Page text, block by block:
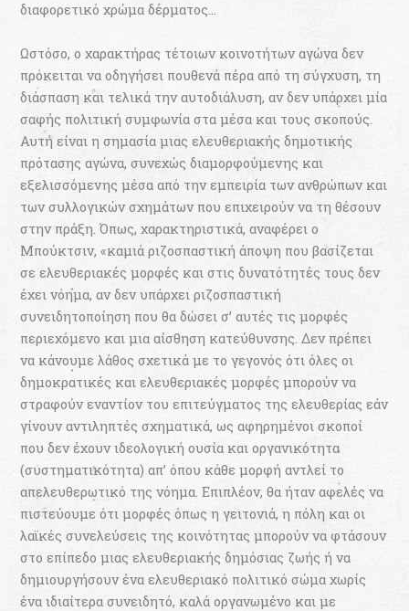
διαφορετικό χρώµα δέρµατος…
Ωστόσο, ο χαρακτήρας τέτοιων κοινοτήτων αγώνα δεν
πρόκειται να οδηγήσει πουθενά πέρα από τη σύγχυση, τη
διάσπαση και τελικά την αυτοδιάλυση, αν δεν υπάρχει µία
σαφής πολιτική συµφωνία στα µέσα και τους σκοπούς.
Αυτή είναι η σηµασία µιας ελευθεριακής δηµοτικής
πρότασης αγώνα, συνεχώς διαµορφούµενης και
εξελισσόµενης µέσα από την εµπειρία των ανθρώπων και
των συλλογικών σχηµάτων που επιχειρούν να τη θέσουν
στην πράξη. Όπως, χαρακτηριστικά, αναφέρει ο
Μπούκτσιν, «καµιά ριζοσπαστική άποψη που βασίζεται
σε ελευθεριακές µορφές και στις δυνατότητές τους δεν
έχει νόηµα, αν δεν υπάρχει ριζοσπαστική
συνειδητοποίηση που θα δώσει σ’ αυτές τις µορφές
περιεχόµενο και µια αίσθηση κατεύθυνσης. Δεν πρέπει
να κάνουµε λάθος σχετικά µε το γεγονός ότι όλες οι
δηµοκρατικές και ελευθεριακές µορφές µπορούν να
στραφούν εναντίον του επιτεύγµατος της ελευθερίας εάν
γίνουν αντιληπτές σχηµατικά, ως αφηρηµένοι σκοποί
που δεν έχουν ιδεολογική ουσία και οργανικότητα
(συστηµατικότητα) απ’ όπου κάθε µορφή αντλεί το
απελευθερωτικό της νόηµα. Επιπλέον, θα ήταν αφελές να
πιστεύουµε ότι µορφές όπως η γειτονιά, η πόλη και οι
λαϊκές συνελεύσεις της κοινότητας µπορούν να φτάσουν
στο επίπεδο µιας ελευθεριακής δηµόσιας ζωής ή να
δηµιουργήσουν ένα ελευθεριακό πολιτικό σώµα χωρίς
ένα ιδιαίτερα συνειδητό, καλά οργανωµένο και µε